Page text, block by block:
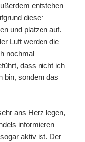
entstehen
dieser
und platzen auf.
Luft werden die
nochmal
dass nicht ich
bin, sondern das
ans Herz legen,
informieren
aktiv ist. Der